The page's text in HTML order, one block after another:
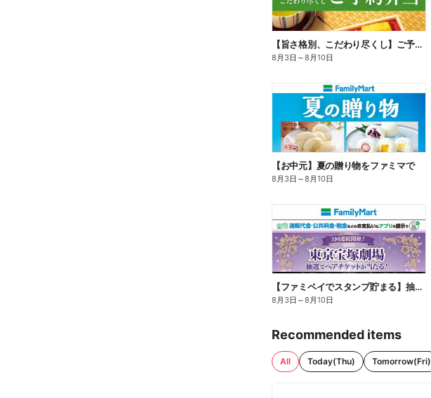
【旨さ格別、こだわり尽くし】ご予約弁当
8月3日 ～8月10日
【お中元】夏の贈り物をファミマで
8月3日 ～8月10日
【ファミペイでスタンプ貯まる】抽選でペアチケットが当たる!
8月3日 ～8月10日
Recommended items
All Today(Thu) Tomorrow(Fri)